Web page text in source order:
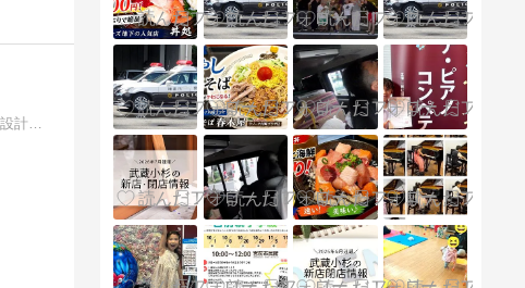
プラスチック金型の設計・製作、治具製作の小椋製作所（神奈川県川崎市）です。小物で精度ものを得意とし、3Dプリント部品も設計・製作しています。